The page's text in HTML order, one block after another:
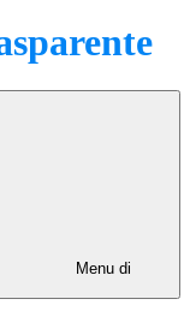
Menu di